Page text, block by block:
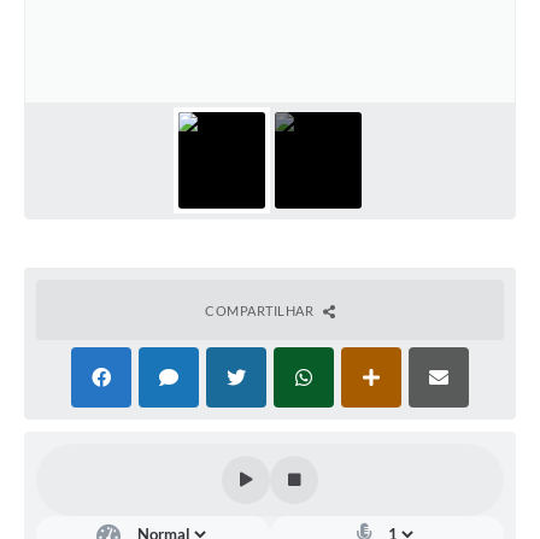
COMPARTILHAR